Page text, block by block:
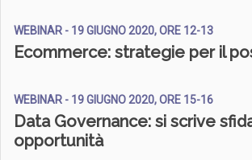
WEBINAR - 19 GIUGNO 2020, ORE 12-13
Ecommerce: strategie per il
WEBINAR - 19 GIUGNO 2020, ORE 15-16
Data Governance: si scrive
opportunità